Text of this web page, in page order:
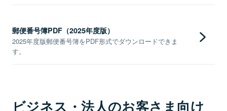
郵便番号簿PDF（2025年度版）
2025年度版郵便番号簿をPDF形式でダウンロードできま
す。
ビジネス・法人のお客さま向け